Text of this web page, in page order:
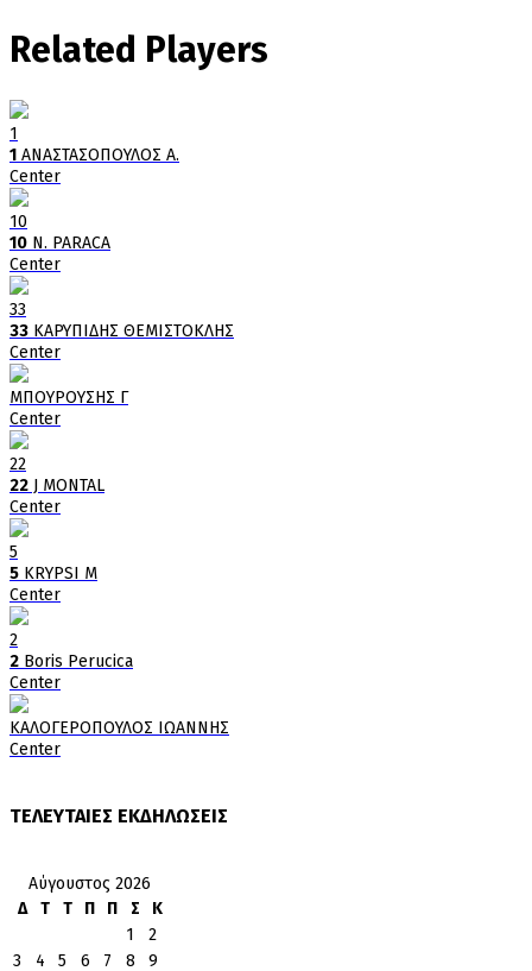
Related Players
1
1 ΑΝΑΣΤΑΣΟΠΟΥΛΟΣ Α.
Center
10
10 N. PARACA
Center
33
33 ΚΑΡΥΠΙΔΗΣ ΘΕΜΙΣΤΟΚΛΗΣ
Center
ΜΠΟΥΡΟΥΣΗΣ Γ
Center
22
22 J MONTAL
Center
5
5 KRYPSI M
Center
2
2 Boris Perucica
Center
ΚΑΛΟΓΕΡΟΠΟΥΛΟΣ ΙΩΑΝΝΗΣ
Center
ΤΕΛΕΥΤΑΙΕΣ ΕΚΔΗΛΩΣΕΙΣ
Αύγουστος 2026
Δ
Τ Τ Π Π Σ
Κ
1
2
3
4 5 6 7 8 9